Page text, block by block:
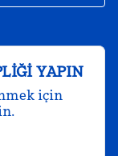
YAPIN
için